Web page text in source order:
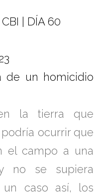
| DÍA 60
de un homicidio
la tierra que
ocurrir que
el campo a una
no se supiera
un caso así, los